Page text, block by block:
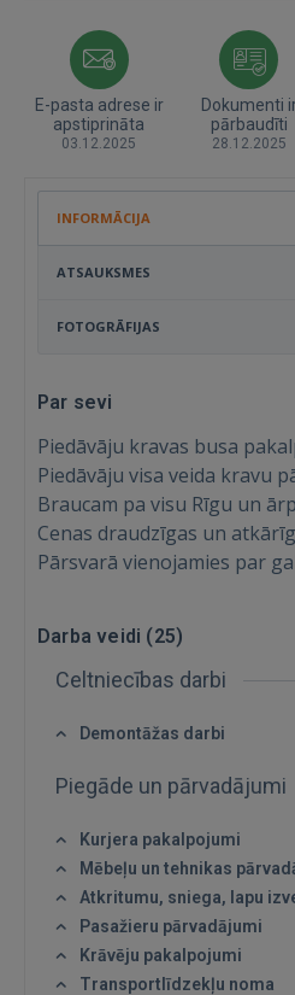
IENĀKT
E-pasta adrese ir
apstiprināta
03.12.2025
Dokumenti
pārbaudīti
28.12.2025
INFORMĀCIJA
ATSAUKSMES
FOTOGRĀFIJAS
Par sevi
Piedāvāju kravas busa
Piedāvāju visa veida kravu
Braucam pa visu Rīgu un
Cenas draudzīgas un
Pārsvarā vienojamies par
Darba veidi (25)
Celtniecības darbi
Demontāžas darbi
Piegāde un pārvadājumi
Kurjera pakalpojumi
Mēbeļu un tehnikas
Atkritumu, sniega, lapu
Pasažieru pārvadājumi
Krāvēju pakalpojumi
Transportlīdzekļu noma